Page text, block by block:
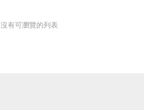
沒有可瀏覽的列表